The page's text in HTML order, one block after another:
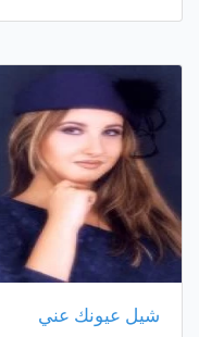
شيل عيونك عني